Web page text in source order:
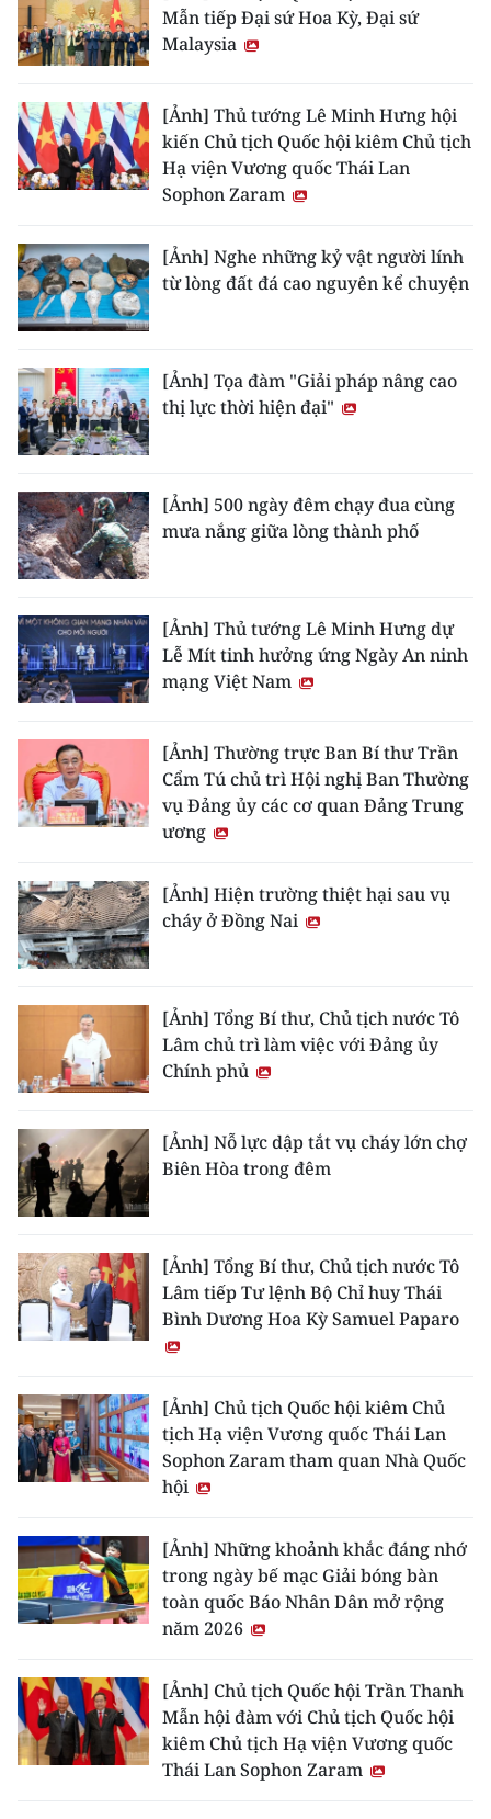
Mẫn tiếp Đại sứ Hoa Kỳ, Đại sứ
Malaysia
[Ảnh] Thủ tướng Lê Minh Hưng hội
kiến Chủ tịch Quốc hội kiêm Chủ tịch
Hạ viện Vương quốc Thái Lan
Sophon Zaram
[Ảnh] Nghe những kỷ vật người lính
từ lòng đất đá cao nguyên kể chuyện
[Ảnh] Tọa đàm "Giải pháp nâng cao
thị lực thời hiện đại"
[Ảnh] 500 ngày đêm chạy đua cùng
mưa nắng giữa lòng thành phố
[Ảnh] Thủ tướng Lê Minh Hưng dự
Lễ Mít tinh hưởng ứng Ngày An ninh
mạng Việt Nam
[Ảnh] Thường trực Ban Bí thư Trần
Cẩm Tú chủ trì Hội nghị Ban Thường
vụ Đảng ủy các cơ quan Đảng Trung
ương
[Ảnh] Hiện trường thiệt hại sau vụ
cháy ở Đồng Nai
[Ảnh] Tổng Bí thư, Chủ tịch nước Tô
Lâm chủ trì làm việc với Đảng ủy
Chính phủ
[Ảnh] Nỗ lực dập tắt vụ cháy lớn chợ
Biên Hòa trong đêm
[Ảnh] Tổng Bí thư, Chủ tịch nước Tô
Lâm tiếp Tư lệnh Bộ Chỉ huy Thái
Bình Dương Hoa Kỳ Samuel Paparo
[Ảnh] Chủ tịch Quốc hội kiêm Chủ
tịch Hạ viện Vương quốc Thái Lan
Sophon Zaram tham quan Nhà Quốc
hội
[Ảnh] Những khoảnh khắc đáng nhớ
trong ngày bế mạc Giải bóng bàn
toàn quốc Báo Nhân Dân mở rộng
năm 2026
[Ảnh] Chủ tịch Quốc hội Trần Thanh
Mẫn hội đàm với Chủ tịch Quốc hội
kiêm Chủ tịch Hạ viện Vương quốc
Thái Lan Sophon Zaram